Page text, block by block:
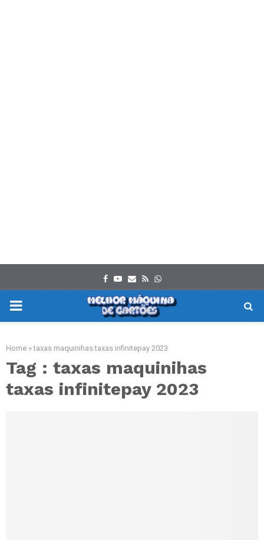
Facebook
Youtube
Email
RssWhatsapp
PRIMARY
Home »taxas maquinihas taxas infinitepay 2023
Tag : taxas maquinihas
taxas infinitepay 2023